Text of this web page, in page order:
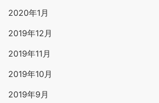
2020年1月
2019年12月
2019年11月
2019年10月
2019年9月